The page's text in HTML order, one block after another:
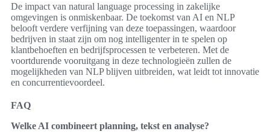
De impact van natural language processing in zakelijke
omgevingen is onmiskenbaar. De toekomst van AI en NLP
belooft verdere verfijning van deze toepassingen, waardoor
bedrijven in staat zijn om nog intelligenter in te spelen op
klantbehoeften en bedrijfsprocessen te verbeteren. Met de
voortdurende vooruitgang in deze technologieën zullen de
mogelijkheden van NLP blijven uitbreiden, wat leidt tot innovatie
en concurrentievoordeel.
FAQ
Welke AI combineert planning, tekst en analyse?